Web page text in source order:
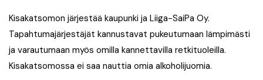
Kisakatsomon järjestää kaupunki ja Liiga-SaiPa Oy.
Tapahtumajärjestäjät kannustavat pukeutumaan lämpimästi
ja varautumaan myös omilla kannettavilla retkituoleilla.
Kisakatsomossa ei saa nauttia omia alkoholijuomia.